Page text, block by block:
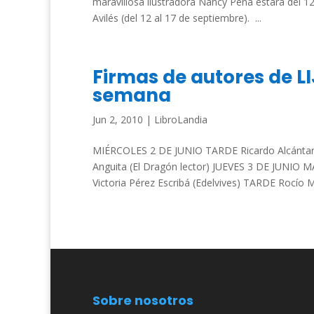
Avilés (del 12 al 17 de septiembre). ...
Firmas de autores de
semana
Jun 2, 2010 | LibroLandia
MIÉRCOLES 2 DE JUNIO TARDE Ricardo
Anguita (El Dragón lector) JUEVES 3 DE JUNIO
Victoria Pérez Escribá (Edelvives) TARDE Rocío
Sobre nosotros